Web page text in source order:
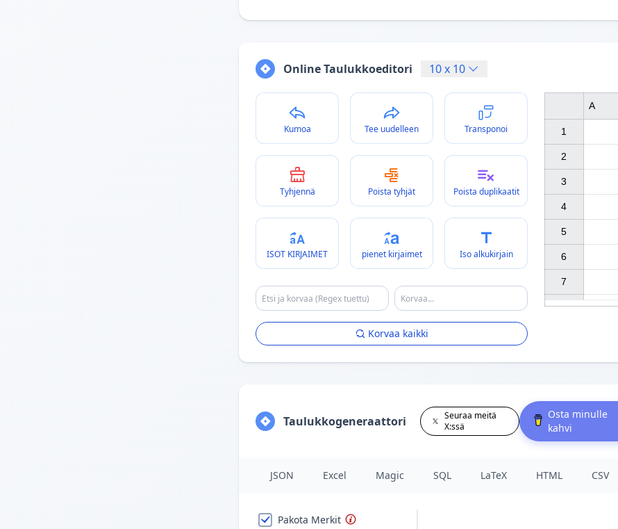
Online Taulukkoeditori 10x 10
Kumoa Tee uudelleen Transponoi
Tyhjennä Poista tyhjät Poista duplikaatit
ISOT KIRJAIMET pienet kirjaimet Iso alkukirjain
Korvaa kaikki
1
2
3
4
5
6
7
A
Taulukkogeneraattori
Seuraa meitä
X:ssä
Osta minulle
kahvi
JSON Excel Magic SQL LaTeX HTML CSV
Pakota Merkit